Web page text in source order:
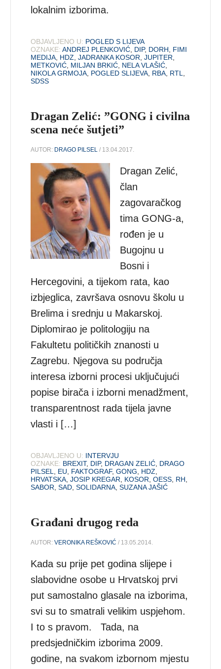
lokalnim izborima.
OBJAVLJENO U: POGLED S LIJEVA
OZNAKE: ANDREJ PLENKOVIĆ DIP, DORH
FIMI
MEDIJA HDZ ,JADRANKA KOSOR ,JUPITER
METKOVIĆ MILJAN BRKIĆ NELA VLAŠIĆ
NIKOLA GRMOJA POGLED SLIJEVA RBA RTL
SDSS
Dragan Zelić: ”GONG i civilna
scena neće šutjeti”
AUTOR: DRAGO PILSEL / 13.04.2017.
Dragan Zelić,
član
zagovaračkog
tima GONG-a,
rođen je u
Bugojnu u
Bosni i
Hercegovini, a tijekom rata, kao
izbjeglica, završava osnovu školu u
Brelima i srednju u Makarskoj.
Diplomirao je politologiju na
Fakultetu političkih znanosti u
Zagrebu. Njegova su područja
interesa izborni procesi uključujući
popise birača i izborni menadžment,
transparentnost rada tijela javne
vlasti i […]
OBJAVLJENO U: INTERVJU
OZNAKE: BREXIT, DIP, DRAGAN ZELIĆ DRAGO
PILSEL
EU FAKTOGRAF,GONG HDZ
HRVATSKA ,JOSIP KREGAR KOSOR ,OESS RH
SABOR ,SAD ,SOLIDARNA ,SUZANA JAŠIĆ
Građani drugog reda
AUTOR:VERONIKA REŠKOVIĆ / 13.05.2014.
Kada su prije pet godina slijepe i
slabovidne osobe u Hrvatskoj prvi
put samostalno glasale na izborima,
svi su to smatrali velikim uspjehom.
I to s pravom. Tada, na
predsjedničkim izborima 2009.
godine, na svakom izbornom mjestu